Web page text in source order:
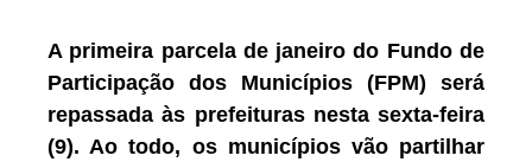
A primeira parcela de janeiro do Fundo de
Participação dos Municípios (FPM) será
repassada às prefeituras nesta sexta-feira
(9). Ao todo, os municípios vão partilhar